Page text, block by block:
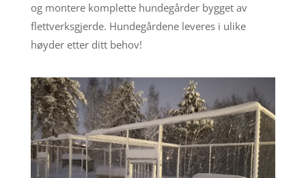
og montere komplette hundegårder bygget av
flettverksgjerde. Hundegårdene leveres i ulike
høyder etter ditt behov!